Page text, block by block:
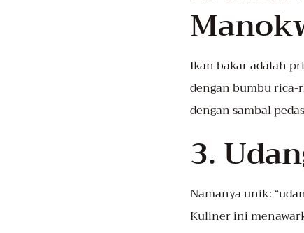
Ikan bakar adalah
dengan bumbu rica-
dengan sambal
3.
Namanya unik:
Kuliner ini